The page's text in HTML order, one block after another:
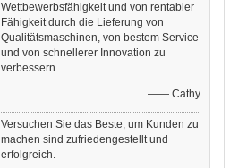
Wettbewerbsfähigkeit und von rentabler
Fähigkeit durch die Lieferung von
Qualitätsmaschinen, von bestem Service
und von schnellerer Innovation zu
verbessern.
—— Cathy
Versuchen Sie das Beste, um Kunden zu
machen sind zufriedengestellt und
erfolgreich.